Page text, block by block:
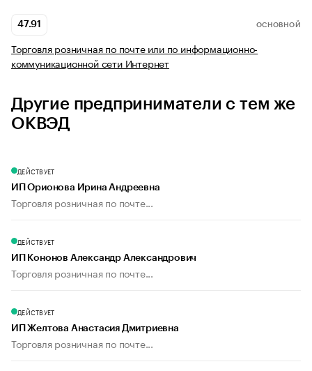
47.91 ОСНОВНОЙ
Торговля розничная по почте или по информационно-
коммуникационной сети Интернет
Другие предприниматели с тем же
ОКВЭД
ДЕЙСТВУЕТ
ИП Орионова Ирина Андреевна
Торговля розничная по почте...
ДЕЙСТВУЕТ
ИП Кононов Александр Александрович
Торговля розничная по почте...
ДЕЙСТВУЕТ
ИП Желтова Анастасия Дмитриевна
Торговля розничная по почте...